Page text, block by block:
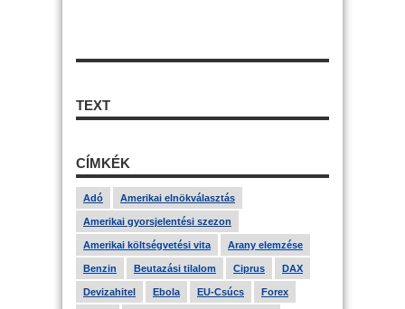
TEXT
CÍMKÉK
Adó Amerikai elnökválasztás
Amerikai gyorsjelentési szezon
Amerikai költségvetési vita Arany elemzése
Benzin Beutazási tilalom Ciprus DAX
Devizahitel Ebola EU-Csúcs Forex